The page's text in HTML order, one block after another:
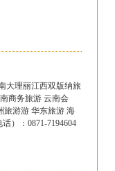
大理丽江西双版纳旅
商务旅游 云南会
旅游游 华东旅游 海
）：0871-7194604